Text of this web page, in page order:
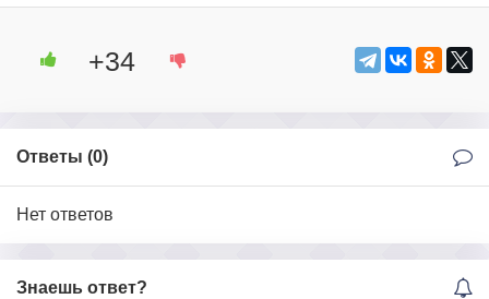
+34
Ответы (0)
Нет ответов
Знаешь ответ?